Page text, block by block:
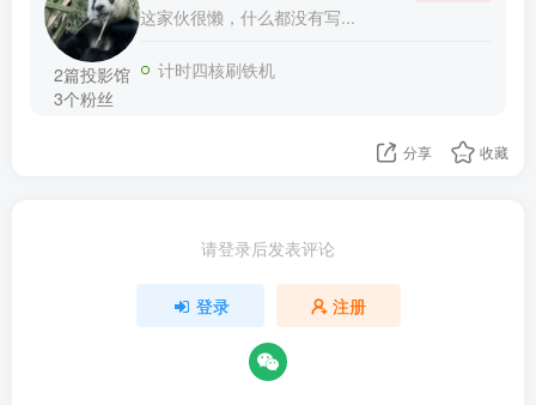
2篇投影馆
3个粉丝
这家伙很懒，什么都没有写...
计时四核刷铁机
分享 收藏
请登录后发表评论
登录 注册